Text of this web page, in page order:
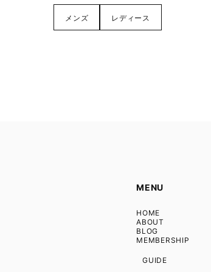
メンズ レディース
MENU
HOME
ABOUT
BLOG
MEMBERSHIP
GUIDE